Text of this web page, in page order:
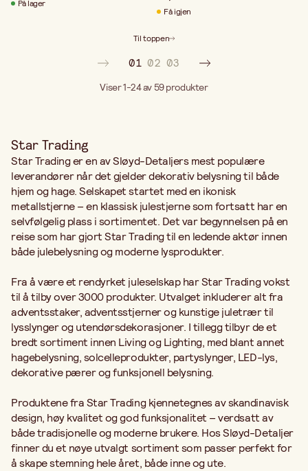
På lager
Få igjen
Til toppen
01 02 03
Viser 1-24 av 59produkter
Star Trading
Star Trading er en av Sløyd-Detaljers mest populære
leverandører når det gjelder dekorativ belysning til både
hjem og hage. Selskapet startet med en ikonisk
metallstjerne – en klassisk julestjerne som fortsatt har en
selvfølgelig plass i sortimentet. Det var begynnelsen på en
reise som har gjort Star Trading til en ledende aktør innen
både julebelysning og moderne lysprodukter.
Fra å være et rendyrket juleselskap har Star Trading vokst
til å tilby over 3000 produkter. Utvalget inkluderer alt fra
adventsstaker, adventsstjerner og kunstige juletrær til
lysslynger og utendørsdekorasjoner. I tillegg tilbyr de et
bredt sortiment innen Living og Lighting, med blant annet
hagebelysning, solcelleprodukter, partyslynger, LED-lys,
dekorative pærer og funksjonell belysning.
Produktene fra Star Trading kjennetegnes av skandinavisk
design, høy kvalitet og god funksjonalitet – verdsatt av
både tradisjonelle og moderne brukere. Hos Sløyd-Detaljer
finner du et nøye utvalgt sortiment som passer perfekt for
å skape stemning hele året, både inne og ute.